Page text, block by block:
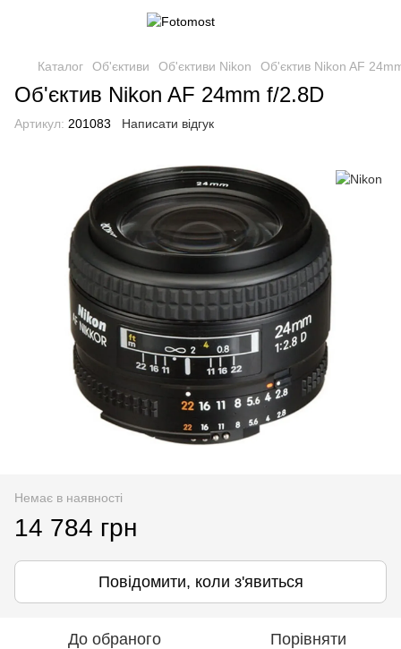
Каталог Об'єктиви Об'єктиви Nikon Об'єктив Nikon AF
Об'єктив Nikon AF 24mm f/2.8D
Артикул: 201083 Написати відгук
Немає в наявності
14 784 грн
Повідомити, коли з'явиться
До обраного Порівняти